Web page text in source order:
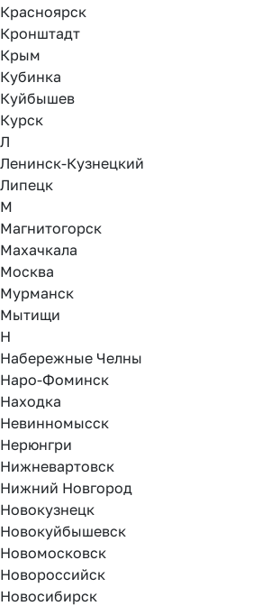
Красноярск
Кронштадт
Крым
Кубинка
Куйбышев
Курск
Л
Ленинск-Кузнецкий
Липецк
М
Магнитогорск
Махачкала
Москва
Мурманск
Мытищи
Н
Набережные Челны
Наро-Фоминск
Находка
Невинномысск
Нерюнгри
Нижневартовск
Нижний Новгород
Новокузнецк
Новокуйбышевск
Новомосковск
Новороссийск
Новосибирск